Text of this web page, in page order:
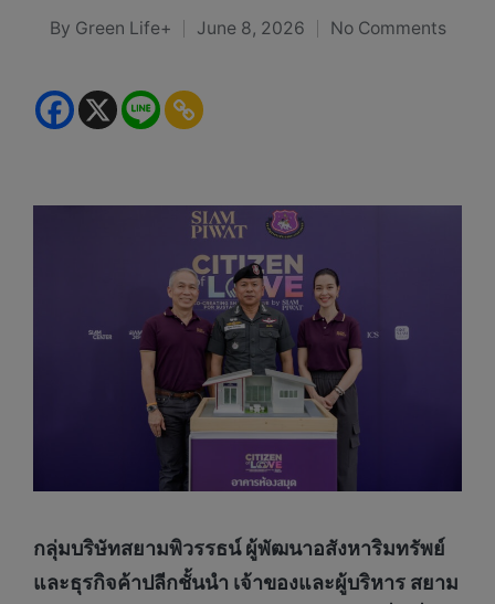
Posted
By Green Life+ June 8, 2026 No Comments
กลุ่มบริษัทสยามพิวรรธน์ ผู้พัฒนาอสังหาริมทรัพย์
และธุรกิจค้าปลีกชั้นนำ เจ้าของและผู้บริหาร สยาม